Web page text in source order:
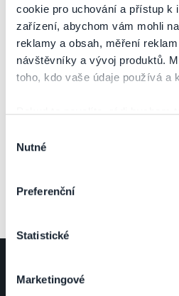
cookie pro uchování a přístup k
zařízení, abychom vám mohli
reklamy a obsah, měření
návštěvníky a vývoj produktů.
toho, kdo vaše údaje používá a
Pokud to povolíte, rádi bychom
které mohou být přesné na
skenování pro konkrétní
Zjistěte více o tom, jak
Svůj souhlas můžete kdykoliv
Na těchto stránkách
souhlasu
Nutné
Preferenční
Statistické
Marketingové
NA MAPĚ
ZÁKAZNÍCI